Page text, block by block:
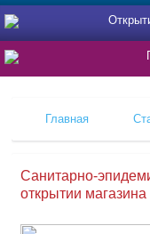
Главная
Санитарно-
открытии магазина